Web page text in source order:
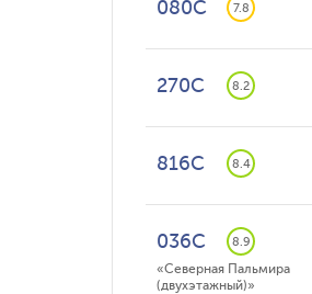
080С 7.8
270С 8.2
816С 8.4
036С 8.9
«Северная Пальмира
(двухэтажный)»